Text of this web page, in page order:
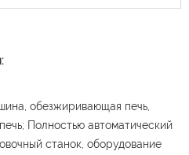
обезжиривающая печь,
Полностью автоматический
станок, оборудование